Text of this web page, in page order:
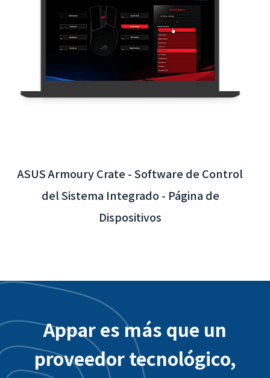
App Interactivo del Aeropuerto
Internacional de Taoyuan - Integración del
Sistema de Backend
Appar es más que un
proveedor tecnológico,